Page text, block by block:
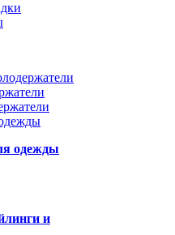
одежды
и